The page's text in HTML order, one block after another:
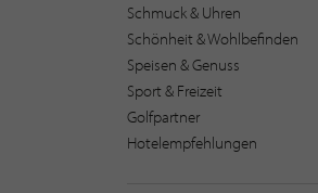
Schmuck & Uhren
Schönheit & Wohlbefinden
Speisen & Genuss
Sport & Freizeit
Golfpartner
Hotelempfehlungen